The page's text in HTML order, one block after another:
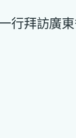
行拜訪廣